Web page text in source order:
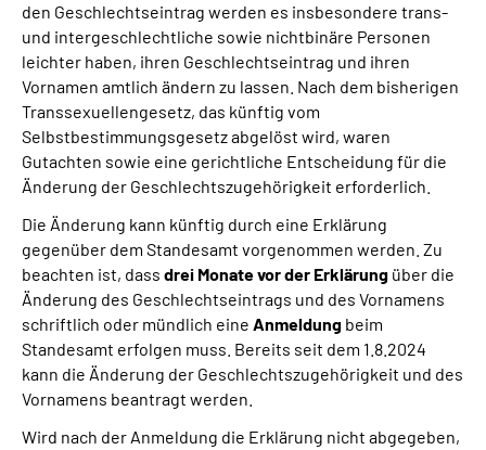
den Geschlechtseintrag werden es insbesondere trans-
und intergeschlechtliche sowie nichtbinäre Personen
leichter haben, ihren Geschlechtseintrag und ihren
Vornamen amtlich ändern zu lassen. Nach dem bisherigen
Transsexuellengesetz, das künftig vom
Selbstbestimmungsgesetz abgelöst wird, waren
Gutachten sowie eine gerichtliche Entscheidung für die
Änderung der Geschlechtszugehörigkeit erforderlich.
Die Änderung kann künftig durch eine Erklärung
gegenüber dem Standesamt vorgenommen werden. Zu
beachten ist, dass drei Monate vor der Erklärung über die
Änderung des Geschlechtseintrags und des Vornamens
schriftlich oder mündlich eine Anmeldung beim
Standesamt erfolgen muss. Bereits seit dem 1.8.2024
kann die Änderung der Geschlechtszugehörigkeit und des
Vornamens beantragt werden.
Wird nach der Anmeldung die Erklärung nicht abgegeben,